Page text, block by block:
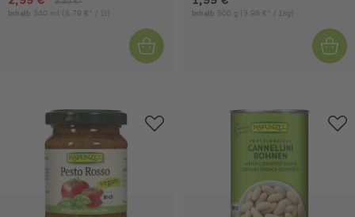
Inhalt: 340 ml (8,79 €* / 1l) Inhalt: 500 g (3,98 €* / 1kg)